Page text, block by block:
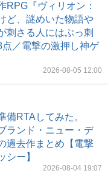
RPG『ヴィリオン：
ど、謎めいた物語や
刺さる人にはぶっ刺
／電撃の激押し神ゲ
2026-08-05 12:00
備RTAしてみた。
ランド・ニュー・デ
過去作まとめ【電撃
シー】
2026-08-04 19:07